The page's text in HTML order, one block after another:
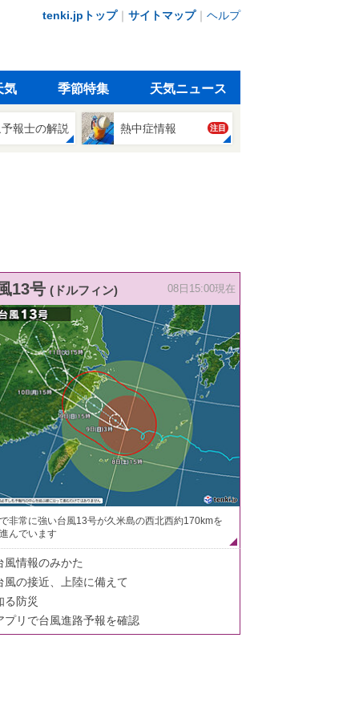
tenki.jpトップ｜ サイトマップ｜ ヘルプ
気 季節特集 天気ニュース
報士の解説 熱中症情報 注目
13号 (ドルフィン) 08日15:00現在
非常に強い台風13号が久米島の西北西約170kmを
んでいます
風情報のみかた
風の接近、上陸に備えて
る防災
プリで台風進路予報を確認